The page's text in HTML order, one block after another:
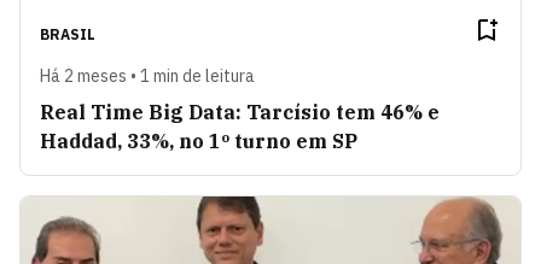
BRASIL
Há 2 meses • 1 min de leitura
Real Time Big Data: Tarcísio tem 46% e
Haddad, 33%, no 1º turno em SP